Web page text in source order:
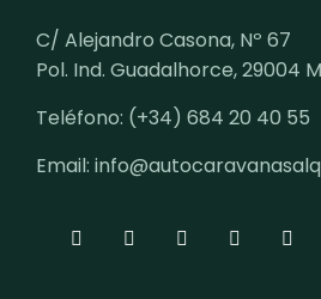
C/ Alejandro Casona, Nº 67
Pol. Ind. Guadalhorce, 29004
Teléfono: (+34) 684 20 40 55
Email: